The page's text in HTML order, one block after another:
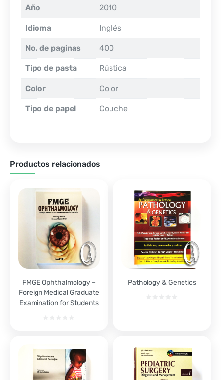
Año 2010
Idioma Inglés
No. de paginas 400
Tipo de pasta Rústica
Color Color
Tipo de papel Couche
Productos relacionados
FMGE Ophthalmology –
Foreign Medical Graduate
Examination for Students
Pathology & Genetics